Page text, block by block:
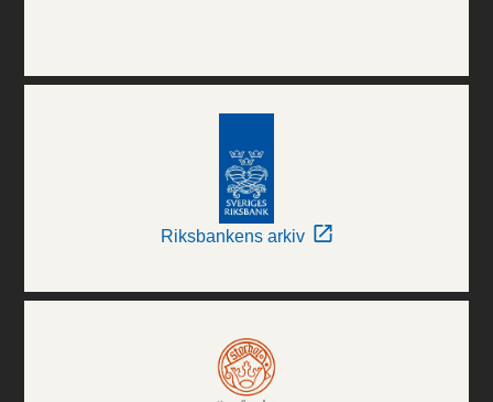
Riksbankens arkiv